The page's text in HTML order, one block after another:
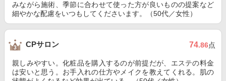
みながら施術、季節に合わせて使った方が良いものの提案など
細やかな配慮をいつもしてくださいます。（50代／女性）
CPサロン 74.86点
親しみやすい。化粧品を購入するのが前提だが、エステの料金
は安いと思う。お手入れの仕方やメイクを教えてくれる。肌の